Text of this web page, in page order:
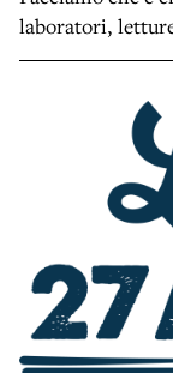
laboratori,